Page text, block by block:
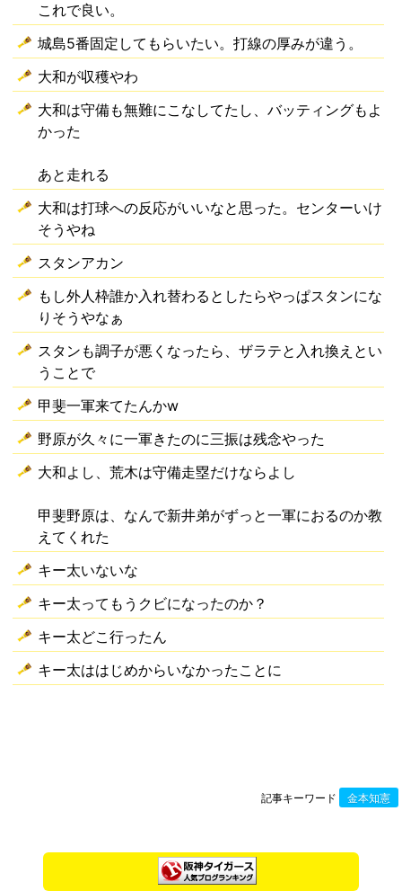
これで良い。
城島5番固定してもらいたい。打線の厚みが違う。
大和が収穫やわ
大和は守備も無難にこなしてたし、バッティングもよ
かった
あと走れる
大和は打球への反応がいいなと思った。センターいけ
そうやね
スタンアカン
もし外人枠誰か入れ替わるとしたらやっぱスタンにな
りそうやなぁ
スタンも調子が悪くなったら、ザラテと入れ換えとい
うことで
甲斐一軍来てたんかw
野原が久々に一軍きたのに三振は残念やった
大和よし、荒木は守備走塁だけならよし
甲斐野原は、なんで新井弟がずっと一軍におるのか教
えてくれた
キー太いないな
キー太ってもうクビになったのか？
キー太どこ行ったん
キー太ははじめからいなかったことに
記事キーワード 金本知憲